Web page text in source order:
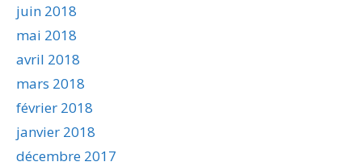
juin 2018
mai 2018
avril 2018
mars 2018
février 2018
janvier 2018
décembre 2017